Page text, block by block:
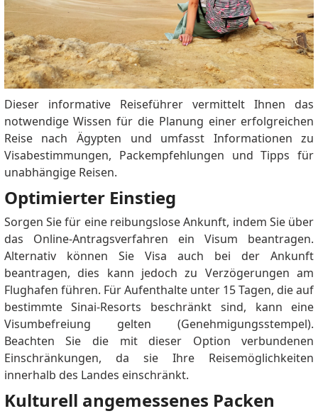
Dieser informative Reiseführer vermittelt Ihnen das
notwendige Wissen für die Planung einer erfolgreichen
Reise nach Ägypten und umfasst Informationen zu
Visabestimmungen, Packempfehlungen und Tipps für
unabhängige Reisen.
Optimierter Einstieg
Sorgen Sie für eine reibungslose Ankunft, indem Sie über
das Online-Antragsverfahren ein Visum beantragen.
Alternativ können Sie Visa auch bei der Ankunft
beantragen, dies kann jedoch zu Verzögerungen am
Flughafen führen. Für Aufenthalte unter 15 Tagen, die auf
bestimmte Sinai-Resorts beschränkt sind, kann eine
Visumbefreiung gelten (Genehmigungsstempel).
Beachten Sie die mit dieser Option verbundenen
Einschränkungen, da sie Ihre Reisemöglichkeiten
innerhalb des Landes einschränkt.
Kulturell angemessenes Packen